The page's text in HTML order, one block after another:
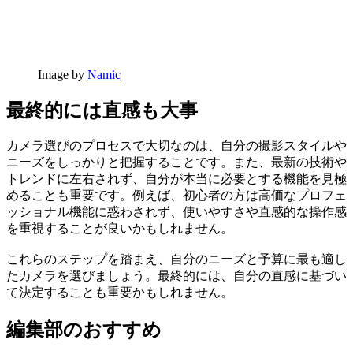
Image by Namic
最終的には直感も大事
カメラ選びのプロセスで大切なのは、自分の撮影スタイルや
ニーズをしっかりと把握することです。また、最新の技術や
トレンドに左右されず、自分が本当に必要とする機能を見極
めることも重要です。例えば、初心者の方は高価なプロフェ
ッショナル機能に惑わされず、使いやすさや直感的な操作感
を重視することが良いかもしれません。
これらのステップを踏まえ、自分のニーズと予算に最も適し
たカメラを選びましょう。最終的には、自分の直感に基づい
て決定することも重要かもしれません。
編集部のおすすめ